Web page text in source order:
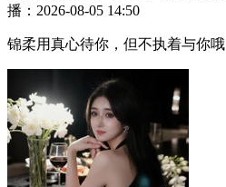
播：2026-08-05 14:50
锦柔用真心待你，但不执着与你哦